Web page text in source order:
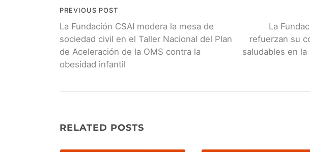
Navegación
de
entradas
PREVIOUS POST
La Fundación CSAI modera la mesa de
sociedad civil en el Taller Nacional del Plan
de Aceleración de la OMS contra la
obesidad infantil
La
refuerzan su
saludables en
RELATED POSTS